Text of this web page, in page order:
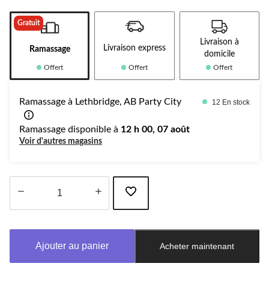
Gratuit
Ramassage
Offert
Livraison express
Offert
Livraison à
domicile
Offert
Ramassage à Lethbridge, AB Party City 12 En stock
Ramassage disponible à 12 h 00, 07 août
Voir d'autres magasins
à
Ajouter au panier Acheter maintenant